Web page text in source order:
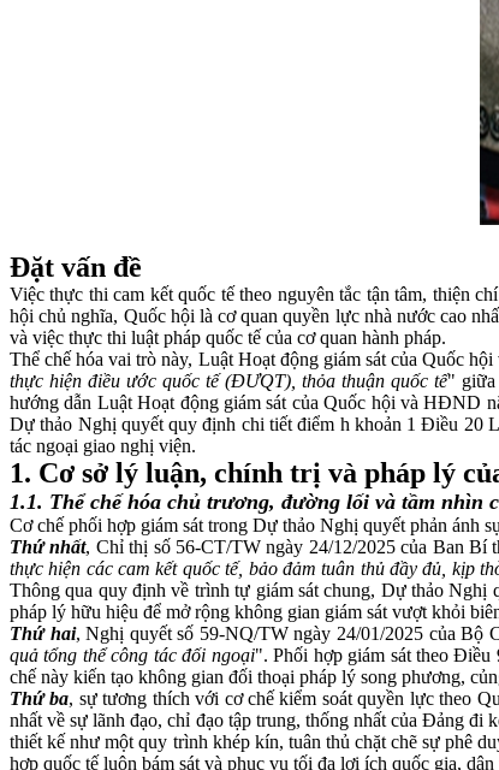
Đặt vấn đề
Việc thực thi cam kết quốc tế theo nguyên tắc tận tâm, thiện
hội chủ nghĩa, Quốc hội là cơ quan quyền lực nhà nước cao
và việc thực thi luật pháp quốc tế của cơ quan hành pháp.
Thể chế hóa vai trò này, Luật Hoạt động giám sát của Quốc
thực hiện điều ước quốc tế(ĐƯQT) , thỏa thuận quốc tế" giữa
hướng dẫn Luật Hoạt động giám sát của Quốc hội và HĐND
Dự thảo Nghị quyết quy định chi tiết điểm h khoản 1 Điều 20
tác ngoại giao nghị viện.
1. Cơ sở lý luận, chính trị và pháp lý
1.1. Thể chế hóa chủ trương, đường lối và tầm nhìn
Cơ chế phối hợp giám sát trong Dự thảo Nghị quyết phản ánh
Thứ nhất, Chỉ thị số 56-CT/TW ngày 24/12/2025 của Ban Bí
thực hiện các cam kết quốc tế, bảo đảm tuân thủ đầy đủ, kịp
Thông qua quy định về trình tự giám sát chung, Dự thảo
pháp lý hữu hiệu để mở rộng không gian giám sát vượt khỏi
Thứ hai, Nghị quyết số 59-NQ/TW ngày 24/01/2025 của Bộ
quả tổng thể công tác đối ngoại". Phối hợp giám sát theo Điều
chế này kiến tạo không gian đối thoại pháp lý song phương,
Thứ ba, sự tương thích với cơ chế kiểm soát quyền lực theo
nhất về sự lãnh đạo, chỉ đạo tập trung, thống nhất của Đảng
thiết kế như một quy trình khép kín, tuân thủ chặt chẽ sự phê
hợp quốc tế luôn bám sát và phục vụ tối đa lợi ích quốc gia, dân